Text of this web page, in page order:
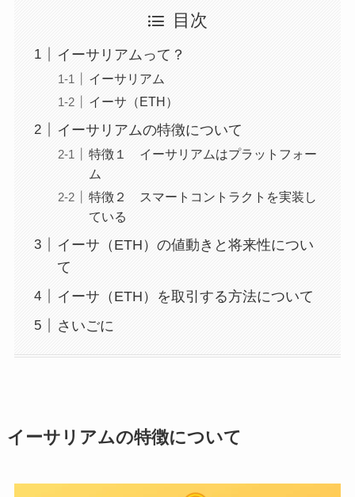
目次
イーサリアムって？
イーサリアム
イーサ（ETH）
イーサリアムの特徴について
特徴１ イーサリアムはプラットフォー
ム
特徴２ スマートコントラクトを実装し
ている
イーサ（ETH）の値動きと将来性につい
て
イーサ（ETH）を取引する方法について
さいごに
イーサリアムの特徴について